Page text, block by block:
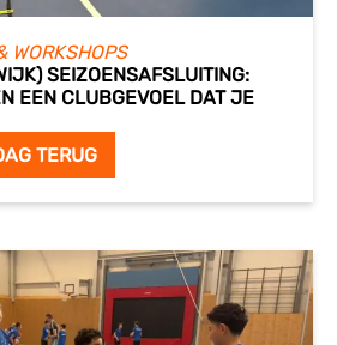
WORKSHOPS
SEIZOENSAFSLUITING:
EEN CLUBGEVOEL DAT JE
TERUG